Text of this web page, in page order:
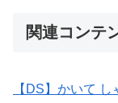
関連コンテ
【DS】かいて